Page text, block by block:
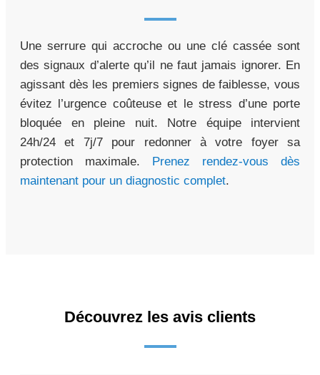
Une serrure qui accroche ou une clé cassée sont
des signaux d’alerte qu’il ne faut jamais ignorer. En
agissant dès les premiers signes de faiblesse, vous
évitez l’urgence coûteuse et le stress d’une porte
bloquée en pleine nuit. Notre équipe intervient
24h/24 et 7j/7 pour redonner à votre foyer sa
protection maximale. Prenez rendez-vous dès
maintenant pour un diagnostic complet.
Découvrez les avis clients